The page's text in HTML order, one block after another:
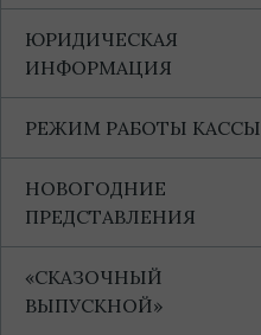
ЮРИДИЧЕСКАЯ
ИНФОРМАЦИЯ
РЕЖИМ РАБОТЫ КАССЫ
НОВОГОДНИЕ
ПРЕДСТАВЛЕНИЯ
«СКАЗОЧНЫЙ
ВЫПУСКНОЙ»